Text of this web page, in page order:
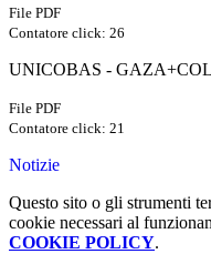
File PDF
Contatore click: 26
UNICOBAS -
File PDF
Contatore click: 21
Notizie
Questo sito o gli strumenti
cookie necessari al
COOKIE POLICY.